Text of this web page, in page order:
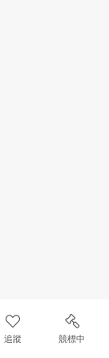
追蹤 競標中